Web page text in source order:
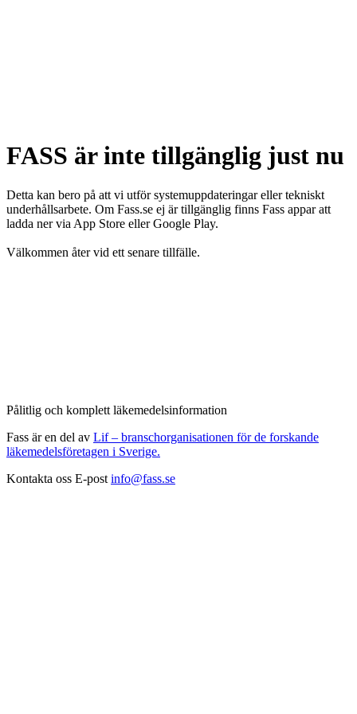
FASS är inte tillgänglig just nu
Detta kan bero på att vi utför systemuppdateringar eller tekniskt
underhållsarbete. Om Fass.se ej är tillgänglig finns Fass appar att
ladda ner via App Store eller Google Play.
Välkommen åter vid ett senare tillfälle.
Pålitlig och komplett läkemedelsinformation
Fass är en del av Lif – branschorganisationen för de forskande
läkemedelsföretagen i Sverige.
Kontakta oss E-post info@fass.se